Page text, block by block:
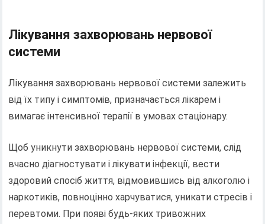
Лікування захворювань нервової
системи
Лікування захворювань нервової системи залежить
від їх типу і симптомів, призначається лікарем і
вимагає інтенсивної терапії в умовах стаціонару.
Щоб уникнути захворювань нервової системи, слід
вчасно діагностувати і лікувати інфекції, вести
здоровий спосіб життя, відмовившись від алкоголю і
наркотиків, повноцінно харчуватися, уникати стресів і
перевтоми. При появі будь-яких тривожних